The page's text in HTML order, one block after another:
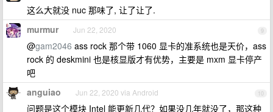
这么大就没 nuc 那味了, 让了让了.
9
murmur Jun 22, 2020
@gam2046 ass rock 那个带 1060 显卡的准系统也是天价，ass
rock 的 deskmini 也是核显版才有优势，主要是 mxm 显卡停产
吧
10
anguiao Jun 22, 2020 via Android
问题是这个模块 Intel 能更新几代？如果没几年就没了，那这种